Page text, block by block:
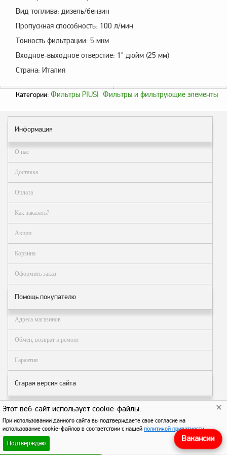
Метрологическое
оборудование
Рукава, шланги и
техпластина МБС
Соединительная
Устройства
автоцистерн и
комплектующие
Продукция НПП
СЕНСОР
Газоаналитическое
оборудование
Эксплуатационное
оборудование
Аналоги запасных
частей из Артамида
ОБОРУДОВАНИЕ
БЕНЗОВОЗОВ И
МИНИ АЗС
ОБОРУДОВАНИЕ
АГЗС, ГНС
компании
Услуги
Новости
Контакты
Распродажа
Как
Вид топлива: дизель/бензин
Пропускная способность: 100 л/мин
Тонкость фильтрации: 5 мкм
Входное-выходное отверстие: 1" дюйм (25 мм)
Страна: Италия
Категории: Фильтры PIUSI Фильтры и фильтрующие элементы
Информация
О нас
Доставка
Оплата
Как заказать?
Акции
Корзина
Оформить заказ
Помощь покупателю
Адреса магазинов
Обмен, возврат и ремонт
Гарантия
Старая версия сайта
© АЗТ ГРУП 2004–2026. Все права защищены.
Этот веб-сайт использует cookie-файлы.
При использовании данного сайта вы подтверждаете свое согласие на
использование cookie-файлов в соответствии с нашей политикой приватности.
Подтверждаю Вакансии